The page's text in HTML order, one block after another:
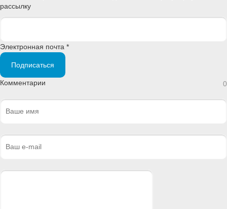
рассылку
Электронная почта *
Подписаться
Комментарии 0